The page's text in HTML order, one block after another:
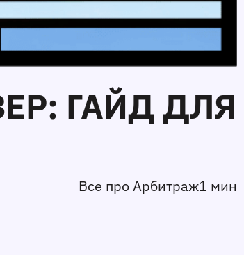
ГАЙД ДЛЯ
Все про Арбитраж1 мин